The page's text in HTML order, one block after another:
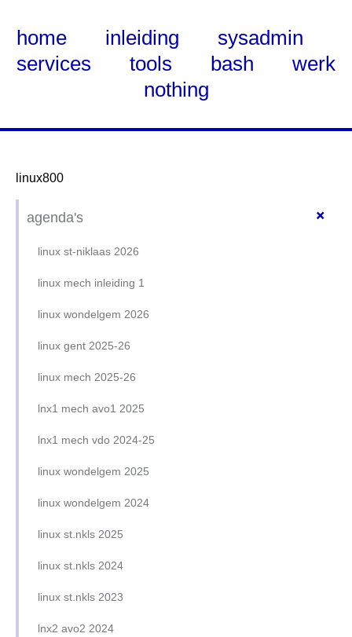
home inleiding
sysadmin
services
tools bash
werk
nothing
linux800
Main
+
agenda's
linux st-niklaas 2026
linux mech inleiding 1
linux wondelgem 2026
linux gent 2025-26
linux mech 2025-26
lnx1 mech avo1 2025
lnx1 mech vdo 2024-25
linux wondelgem 2025
linux wondelgem 2024
linux st.nkls 2025
linux st.nkls 2024
linux st.nkls 2023
lnx2 avo2 2024